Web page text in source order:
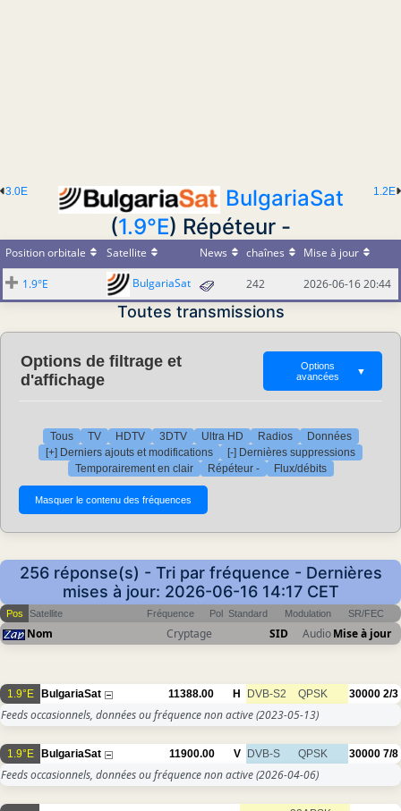
1.2E
3.0E
BulgariaSat
(1.9°E) Répéteur -
Position orbitale Satellite News chaînes Mise à jour
1.9°E BulgariaSat 242 2026-06-16 20:44
Toutes transmissions
Options de filtrage et
d'affichage
Options
avancées
▼
Tous TV HDTV 3DTV Ultra HD Radios
Données
[+] Derniers ajouts et modifications
[-] Dernières suppressions
Temporairement en clair
Répéteur - Flux/débits
256 réponse(s) - Tri par fréquence - Dernières
mises à jour: 2026-06-16 14:17 CET
Pos Satellite Fréquence Pol Standard Modulation SR/FEC
Nom Cryptage SID AudioMise à jour
1.9°E BulgariaSat 11388.00 H DVB-S2 QPSK 30000 2/3
Feeds occasionnels, données ou fréquence non active(2023-05-13)
1.9°E BulgariaSat 11900.00 V DVB-S QPSK 30000 7/8
Feeds occasionnels, données ou fréquence non active(2026-04-06)